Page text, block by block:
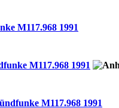
M117.968 1991
M117.968 1991
M117.968 1991